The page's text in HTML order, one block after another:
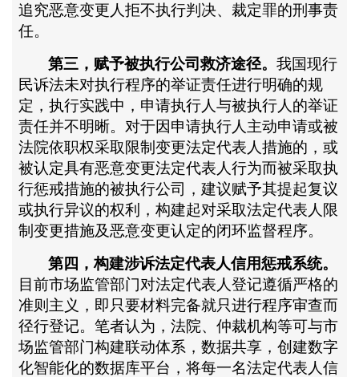
追究恶意变更人拒不执行判决、裁定罪的刑事责
任。
第三，赋予被执行公司救济途径。我国现行
民诉法未对执行程序的举证责任进行明确的规
定，执行实践中，申请执行人与被执行人的举证
责任并不明晰。对于因申请执行人主动申请或被
法院依职权采取限制变更法定代表人措施的，或
被认定具有恶意变更法定代表人行为而被采取执
行惩戒措施的被执行公司，建议赋予其提起复议
或执行异议的权利，构建起对采取法定代表人限
制变更措施及恶意变更认定的闭环监督程序。
第四，构建涉诉法定代表人信用惩戒系统。
目前市场监管部门对法定代表人登记遵循严格的
准则主义，即只要材料完备就只进行程序审查而
径行登记。笔者认为，法院、仲裁机构等可与市
场监管部门构建联动体系，数据共享，创建数字
化智能化的数据库平台，将每一名法定代表人信